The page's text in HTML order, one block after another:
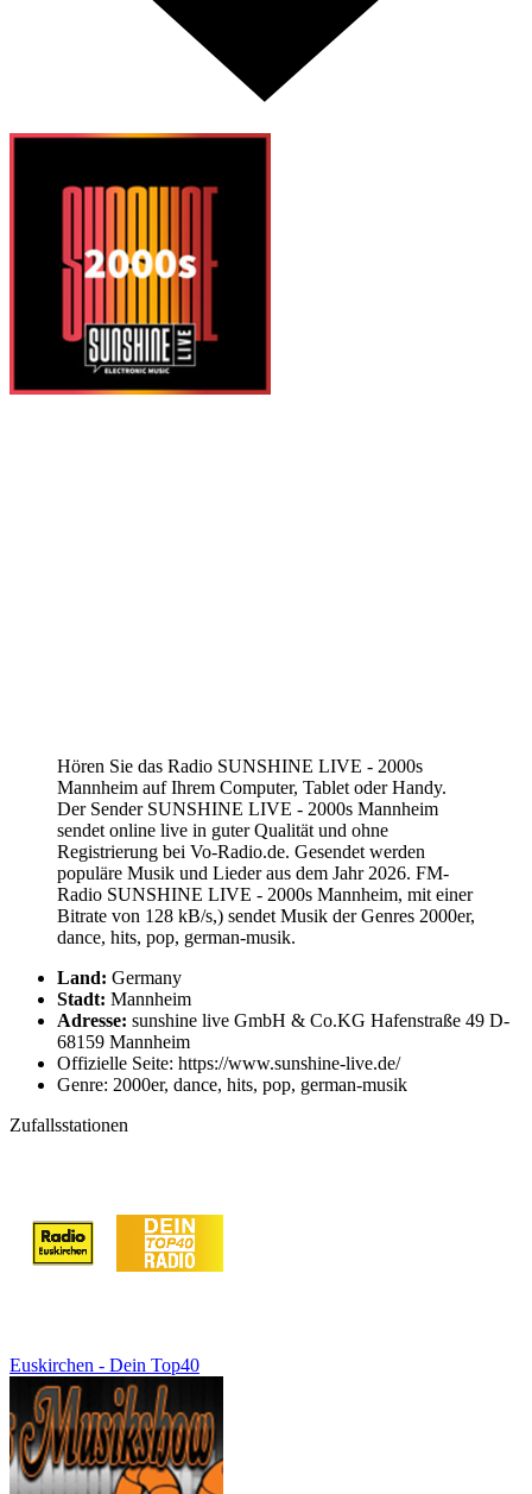
Hören Sie das Radio SUNSHINE LIVE - 2000s
Mannheim auf Ihrem Computer, Tablet oder Handy.
Der Sender SUNSHINE LIVE - 2000s Mannheim
sendet online live in guter Qualität und ohne
Registrierung bei Vo-Radio.de. Gesendet werden
populäre Musik und Lieder aus dem Jahr 2026. FM-
Radio SUNSHINE LIVE - 2000s Mannheim, mit einer
Bitrate von 128 kB/s,) sendet Musik der Genres 2000er,
dance, hits, pop, german-musik.
Land: Germany
Stadt: Mannheim
Adresse: sunshine live GmbH & Co.KG Hafenstraße 49 D-
68159 Mannheim
Offizielle Seite: https://www.sunshine-live.de/
Genre: 2000er, dance, hits, pop, german-musik
Zufallsstationen
Euskirchen - Dein Top40